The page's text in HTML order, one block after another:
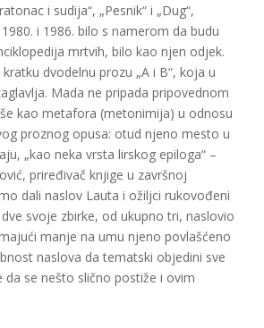
i sudija“, „Pesnik“ i „Dug“,
i 1986. bilo s namerom da budu
mrtvih, bilo kao njen odjek.
dvodelnu prozu „A i B“, koja u
Mada ne pripada pripovednom
kao metafora (metonimija) u odnosu
proznog opusa: otud njeno mesto u
„kao neka vrsta lirskog epiloga“ –
priređivač knjige u završnoj
dali naslov Lauta i ožiljci rukovođeni
svoje zbirke, od ukupno tri, naslovio
manje na umu njeno povlašćeno
naslova da tematski objedini sve
da se nešto slično postiže i ovim